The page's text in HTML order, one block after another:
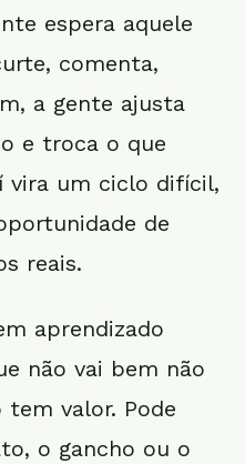
espera aquele
comenta,
a gente ajusta
e troca o que
vira um ciclo difícil,
de
reais.
aprendizado
não vai bem não
valor. Pode
o gancho ou o